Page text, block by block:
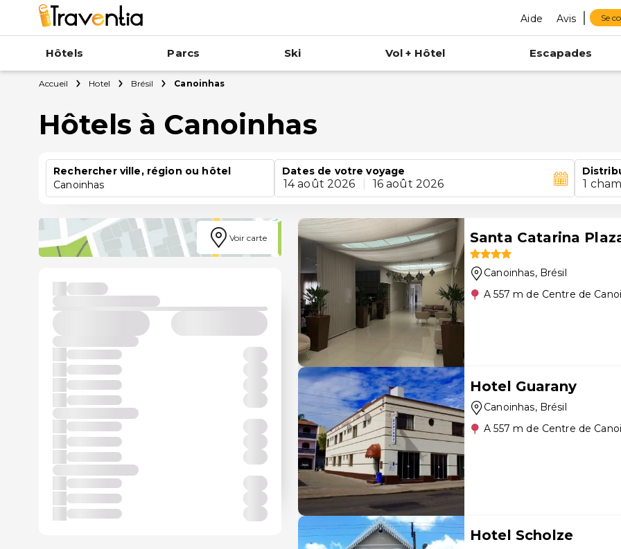
Aide Avis Se
Hôtels Parcs Ski Vol + Hôtel Escapades
Accueil Hotel Brésil Canoinhas
Hôtels à Canoinhas
Rechercher ville, région ou hôtel
Canoinhas
Dates de votre voyage
14 août 2026 16 août 2026 1
Voir carte Santa Catarina
Canoinhas, Brésil
A 557 m de Centre de
Hotel Guarany
Canoinhas, Brésil
A 557 m de Centre de
Hotel Scholze